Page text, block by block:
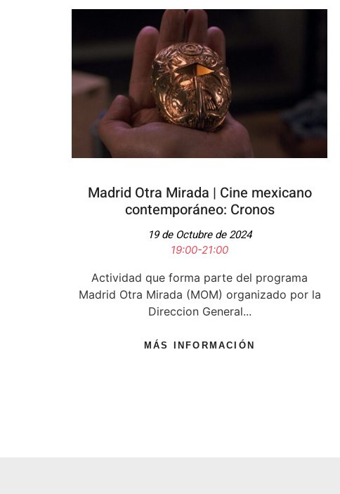
Madrid Otra Mirada | Cine mexicano
contemporáneo: Cronos
19 de Octubre de 2024
19:00-21:00
Actividad que forma parte del programa
Madrid Otra Mirada (MOM) organizado por la
Direccion General...
MÁS INFORMACIÓN